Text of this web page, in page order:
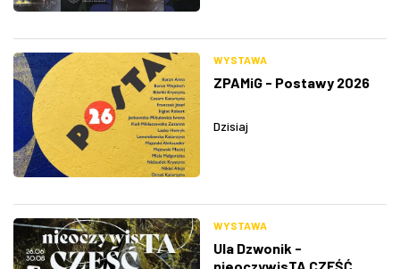
WYSTAWA
ZPAMiG - Postawy 2026
Dzisiaj
WYSTAWA
Ula Dzwonik -